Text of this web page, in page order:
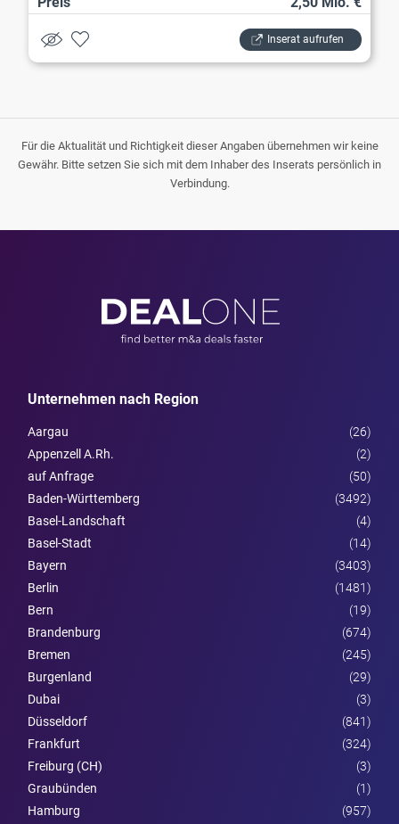
Inserat aufrufen
Für die Aktualität und Richtigkeit dieser Angaben übernehmen wir keine
Gewähr. Bitte setzen Sie sich mit dem Inhaber des Inserats persönlich in
Verbindung.
Unternehmen nach Region
Aargau
(26)
Appenzell A.Rh.
(2)
auf Anfrage
(50)
Baden-Württemberg
(3492)
Basel-Landschaft
(4)
Basel-Stadt
(14)
Bayern
(3403)
Berlin
(1481)
Bern
(19)
Brandenburg
(674)
Bremen
(245)
Burgen­land
(29)
Dubai
(3)
Düsseldorf
(841)
Frankfurt
(324)
Freiburg (CH)
(3)
Graubünden
(1)
Hamburg
(957)